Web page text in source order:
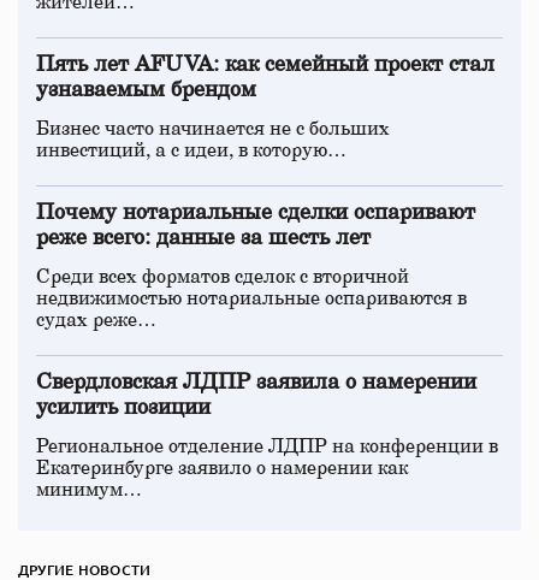
Пять лет AFUVA: как семейный проект стал
узнаваемым брендом
Бизнес часто начинается не с больших
инвестиций, а с идеи, в которую…
Почему нотариальные сделки оспаривают
реже всего: данные за шесть лет
Среди всех форматов сделок с вторичной
недвижимостью нотариальные оспариваются в
судах реже…
Свердловская ЛДПР заявила о намерении
усилить позиции
Региональное отделение ЛДПР на конференции в
Екатеринбурге заявило о намерении как
минимум…
ДРУГИЕ НОВОСТИ